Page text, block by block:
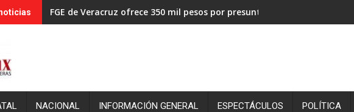
FGE de Veracruz ofrece 350 mil pesos por presuntos asesinos de la
Expresa Gobernadora Rocío Nahle preocupación por cierre del ingenio
NACIONAL INFORMACIÓN GENERAL ESPECTÁCULOS POLÍTICA